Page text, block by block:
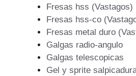
Fresas hss (Vastagos)
Fresas hss-co
Fresas metal duro
Galgas radio-angulo
Galgas telescopicas
Gel y sprite